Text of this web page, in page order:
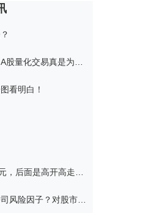
化交易真是为所欲为！
看明白！
高开高走还是高开低走？
？对股市到底什么影响？